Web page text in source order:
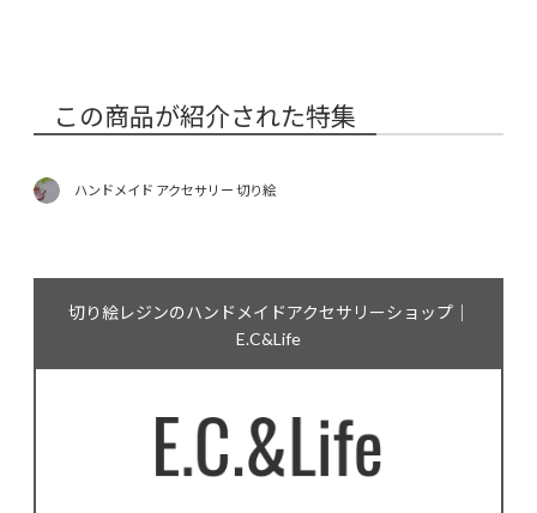
この商品が紹介された特集
ハンドメイド アクセサリー 切り絵
切り絵レジンのハンドメイドアクセサリーショップ｜
E.C&Life